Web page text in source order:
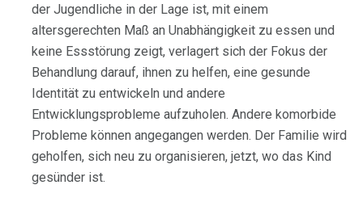
der Jugendliche in der Lage ist, mit einem
altersgerechten Maß an Unabhängigkeit zu essen und
keine Essstörung zeigt, verlagert sich der Fokus der
Behandlung darauf, ihnen zu helfen, eine gesunde
Identität zu entwickeln und andere
Entwicklungsprobleme aufzuholen. Andere komorbide
Probleme können angegangen werden. Der Familie wird
geholfen, sich neu zu organisieren, jetzt, wo das Kind
gesünder ist.